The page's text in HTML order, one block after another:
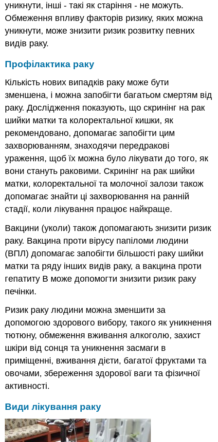
уникнути, інші - такі як старіння - не можуть.
Обмеження впливу факторів ризику, яких можна
уникнути, може знизити ризик розвитку певних
видів раку.
Профілактика раку
Кількість нових випадків раку може бути
зменшена, і можна запобігти багатьом смертям від
раку. Дослідження показують, що скринінг на рак
шийки матки та колоректальної кишки, як
рекомендовано, допомагає запобігти цим
захворюванням, знаходячи передракові
ураження, щоб їх можна було лікувати до того, як
вони стануть раковими. Скринінг на рак шийки
матки, колоректальної та молочної залози також
допомагає знайти ці захворювання на ранній
стадії, коли лікування працює найкраще.
Вакцини (уколи) також допомагають знизити ризик
раку. Вакцина проти вірусу папіломи людини
(ВПЛ) допомагає запобігти більшості раку шийки
матки та ряду інших видів раку, а вакцина проти
гепатиту В може допомогти знизити ризик раку
печінки.
Ризик раку людини можна зменшити за
допомогою здорового вибору, такого як уникнення
тютюну, обмеження вживання алкоголю, захист
шкіри від сонця та уникнення засмаги в
приміщенні, вживання дієти, багатої фруктами та
овочами, збереження здорової ваги та фізичної
активності.
Види лікування раку